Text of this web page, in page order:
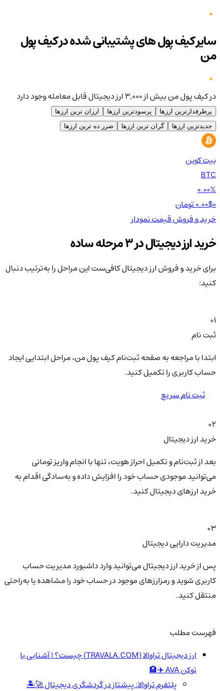
سایر کیف پول های پشتیبانی شده در کیف پول
من
در کیف پول من بیش از ۳,۰۰۰ ارز دیجیتال قابل معامله وجود دارد
پرطرفدارترین ارزها پرسودترین ارزها
ارزان ترین ارزها
جدیدترین ارزها
گران ترین ارزها ضرر ده ترین ارزها
بیت کوین
BTC
0.00%
0.00$
خرید و فروشقیمتنمودار
خرید ارز دیجیتال در 3 مرحله ساده
برای خرید و فروش ارز دیجیتال کافی‌ست این مراحل را به‌ترتیب دنبال
کنید:
01
ثبت نام
ابتدا با مراجعه به صفحه ثبت‌نام کیف‌ پول من، مراحل ابتدایی ایجاد
حساب کاربری را تکمیل کنید.
ثبت نام سریع
02
خرید ارز دیجیتال
بعد از ثبت‌نام و تکمیل احراز هویت، تنها با انجام واریز تومانی
می‌توانید موجودی حساب خود را افزایش داده و به‌سادگی اقدام به
خرید ارزهای دیجیتال کنید.
03
مدیریت دارایی دیجیتال
پس از خرید ارز دیجیتال می‌توانید وارد داشبورد مدیریت حساب
کاربری شوید و رمزارزهای موجود در حساب خود را مشاهده یا به‌راحتی
منتقل کنید.
فهرست مطلب
ارز دیجیتال تراوالا (TRAVALA.COM) چیست؟ | آشنایی با
توکن AVA ✈️🏨
پلتفرم تراوالا: پیشتاز در گردشگری دیجیتال 🚀🏝️